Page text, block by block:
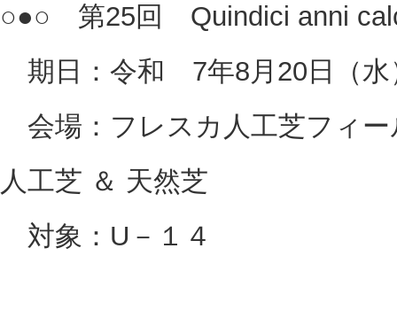
○●○ 第25回 Quindici anni
期日：令和 7年8月20日（水
会場：フレスカ人工芝フィ
人工芝 ＆ 天然芝
対象：U－１４